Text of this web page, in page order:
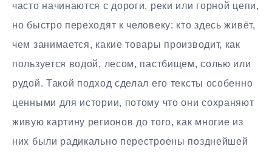
часто начинаются с дороги, реки или горной цепи,
но быстро переходят к человеку: кто здесь живёт,
чем занимается, какие товары производит, как
пользуется водой, лесом, пастбищем, солью или
рудой. Такой подход сделал его тексты особенно
ценными для истории, потому что они сохраняют
живую картину регионов до того, как многие из
них были радикально перестроены позднейшей